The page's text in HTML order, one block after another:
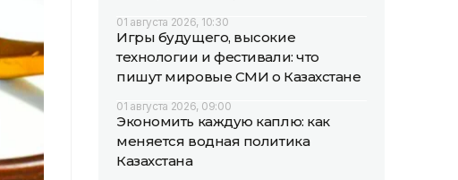
01 августа 2026, 10:30
Игры будущего, высокие
технологии и фестивали: что
пишут мировые СМИ о Казахстане
01 августа 2026, 09:00
Экономить каждую каплю: как
меняется водная политика
Казахстана